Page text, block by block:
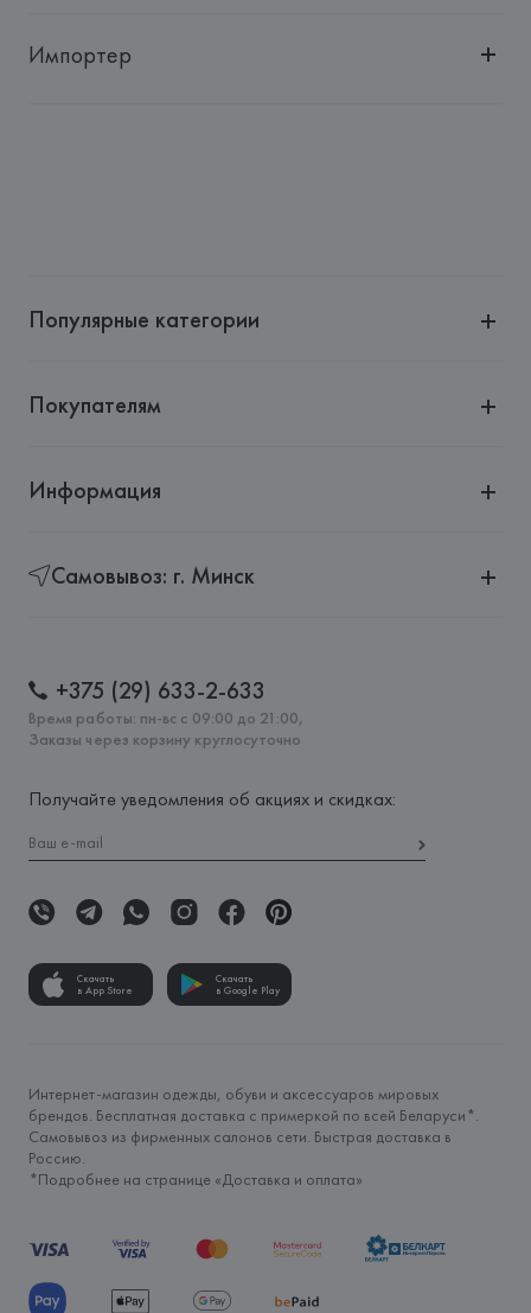
Импортер
(Barcelona),
Популярные категории
Покупателям
Информация
Самовывоз: г. Минск
+375 (29) 633-2-633
Время работы: пн-вс с 09:00 до 21:00,
Заказы через корзину круглосуточно
Получайте уведомления об акциях и скидках:
Скачать
в App Store
Скачать
в Google Play
Интернет-магазин одежды, обуви и аксессуаров мировых
брендов. Бесплатная доставка с примеркой по всей Беларуси*.
Самовывоз из фирменных салонов сети. Быстрая доставка в
Россию.
*Подробнее на странице «Доставка и оплата»